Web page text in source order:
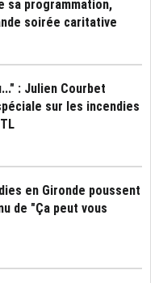
sa programmation,
soirée caritative
: Julien Courbet
sur les incendies
en Gironde poussent
de "Ça peut vous